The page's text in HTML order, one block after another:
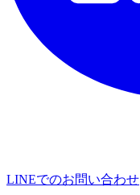
LINEでのお問い合わせ